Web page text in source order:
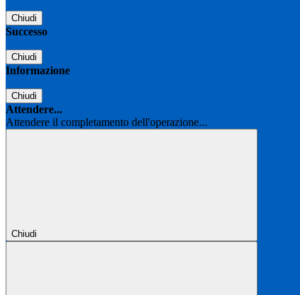
Chiudi
Successo
Chiudi
Informazione
Chiudi
Attendere...
Attendere il completamento dell'operazione...
Chiudi